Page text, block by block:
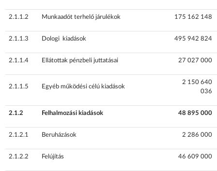
2.1.1.2 Munkaadót terhelő járulékok 175 162 148
2.1.1.3 Dologi kiadások 495 942 824
2.1.1.4 Ellátottak pénzbeli juttatásai 27 027 000
2.1.1.5 Egyéb működési célú kiadások
2 150 640
036
2.1.2 Felhalmozási kiadások 48 895 000
2.1.2.1 Beruházások 2 286 000
2.1.2.2 Felújítás 46 609 000